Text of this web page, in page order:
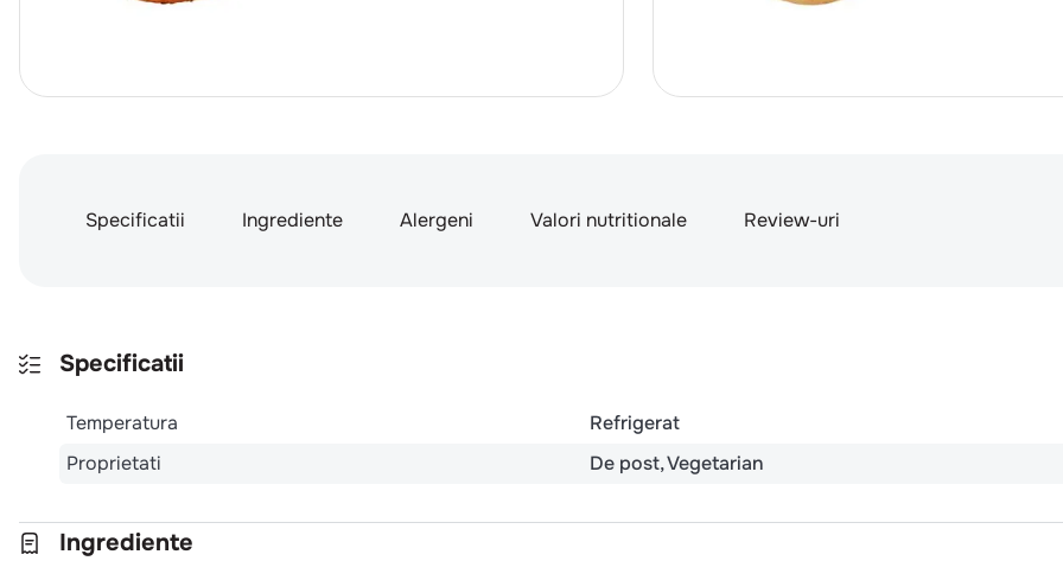
Specificatii Ingrediente Alergeni Valori nutritionale Review-uri
Specificatii
Temperatura
Refrigerat
Proprietati
De post Vegetarian
Ingrediente